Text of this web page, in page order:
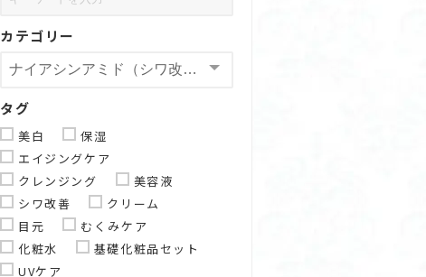
カテゴリー
タグ
美白
保湿
エイジングケア
クレンジング
美容液
シワ改善
クリーム
目元
むくみケア
化粧水
基礎化粧品セット
UVケア